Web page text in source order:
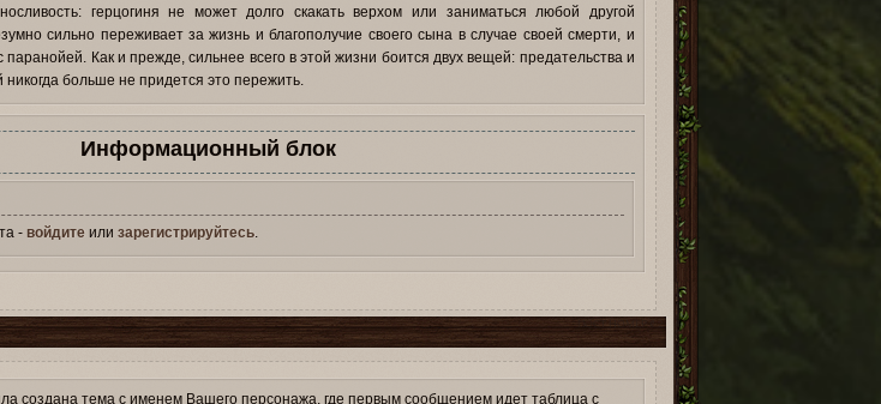
герцогиня не может долго скакать верхом или заниматься любой другой
сильно переживает за жизнь и благополучие своего сына в случае своей смерти, и
паранойей. Как и прежде, сильнее всего в этой жизни боится двух вещей: предательства и
никогда больше не придется это пережить.
Информационный блок
- войдитеили зарегистрируйтесь.
2
создана тема с именем Вашего персонажа, где первым сообщением идет таблица с